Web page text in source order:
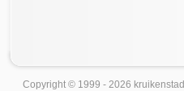
Copyright © 1999 - 2026 kruikenstad